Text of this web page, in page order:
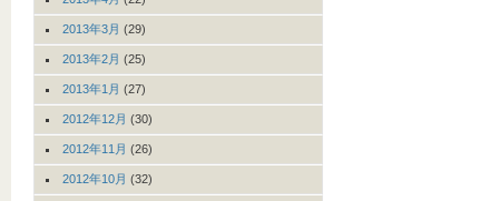
2013年3月 (29)
2013年2月 (25)
2013年1月 (27)
2012年12月 (30)
2012年11月 (26)
2012年10月 (32)